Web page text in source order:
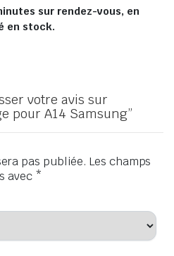
sur rendez-vous, en
en stock.
votre avis sur
pour A14 Samsung”
pas publiée. Les champs
avec *